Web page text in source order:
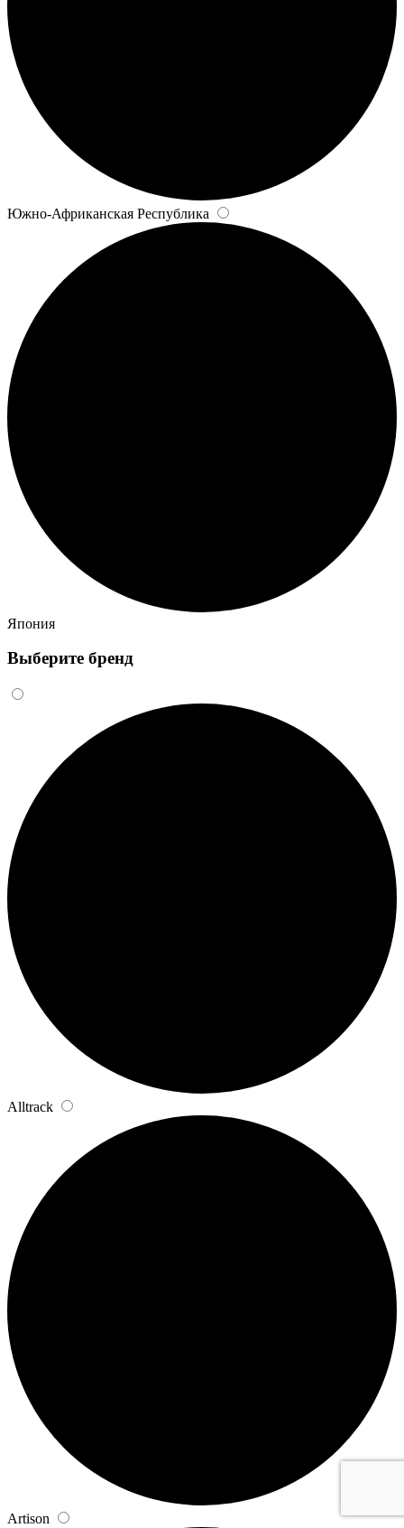
Южно-Африканская Республика
Япония
Выберите бренд
Alltrack
Artison